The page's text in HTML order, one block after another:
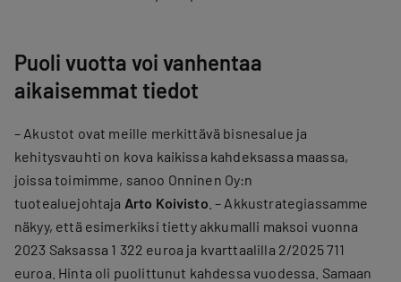
Puoli vuotta voi vanhentaa
aikaisemmat tiedot
– Akustot ovat meille merkittävä bisnesalue ja
kehitysvauhti on kova kaikissa kahdeksassa maassa,
joissa toimimme, sanoo Onninen Oy:n
tuotealuejohtaja Arto Koivisto . – Akkustrategiassamme
näkyy, että esimerkiksi tietty akkumalli maksoi vuonna
2023 Saksassa 1 322 euroa ja kvarttaalilla 2/2025 711
euroa. Hinta oli puolittunut kahdessa vuodessa. Samaan